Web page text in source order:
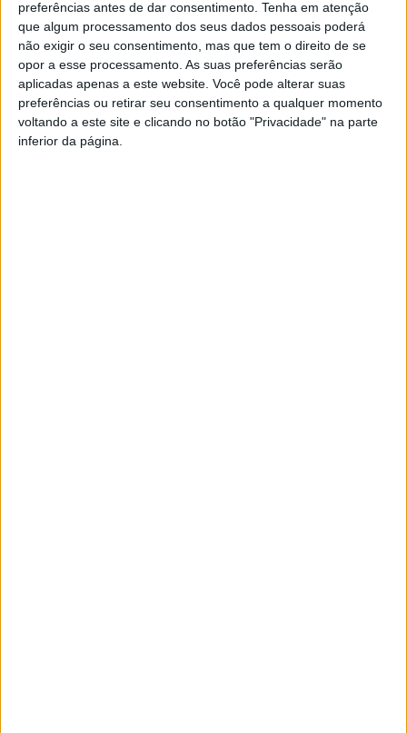
preferências antes de dar consentimento. Tenha em atenção
que algum processamento dos seus dados pessoais poderá
não exigir o seu consentimento, mas que tem o direito de se
opor a esse processamento. As suas preferências serão
aplicadas apenas a este website. Você pode alterar suas
preferências ou retirar seu consentimento a qualquer momento
voltando a este site e clicando no botão "Privacidade" na parte
inferior da página.
Moimenta do Dão – Atlético Molelos
Canas de Senhorim – Sport Lisboa e Nelas
Vale de Açores – Mangualde
Esta e outras notícias para ouvir em desenvolvimento na